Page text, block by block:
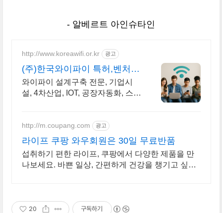
- 알베르트 아인슈타인
http://www.koreawifi.or.kr 광고
(주)한국와이파이 특허,벤처
전문설치
와이파이 설계구축 전문, 기업시
설, 4차산업, IOT, 공장자동화, 스마
가진 전문성있는 기업
http://m.coupang.com 광고
라이프 쿠팡 와우회원은 30일 무료반품
섭취하기 편한 라이프, 쿠팡에서 다양한 제품을 만
나보세요. 바쁜 일상, 간편하게 건강을 챙기고 싶다
20 구독하기